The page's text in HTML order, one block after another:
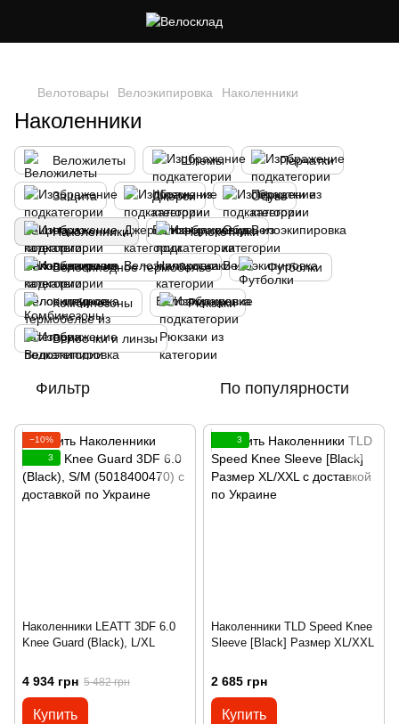
Велотовары Велоэкипировка Наколенники
Наколенники
Веложилеты Шлемы Перчатки
Защита Джерси Обувь
Наколенники Налокотники
Велосипедное термобелье Футболки
Комбинезоны Рюкзаки
Велоочки и линзы
Фильтр По популярности
−10%
3
Наколенники LEATT 3DF 6.0
Knee Guard (Black), L/XL
4 934 грн 5 482 грн
Купить
3
Наколенники TLD Speed Knee
Sleeve [Black] Размер XL/XXL
2 685 грн
Купить